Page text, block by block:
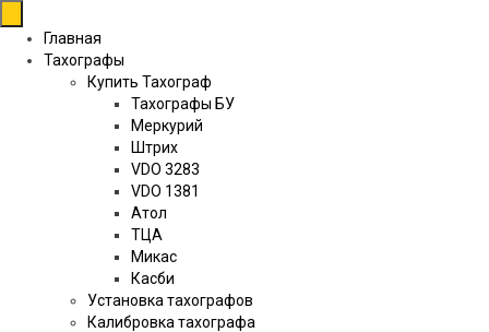
к
содержимому
Главная
Тахографы
Купить Тахограф
Тахографы БУ
Меркурий
Штрих
VDO 3283
VDO 1381
Атол
ТЦА
Микас
Касби
Установка тахографов
Калибровка тахографа